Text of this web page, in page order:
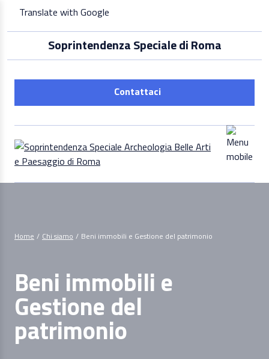
content
Translate with Google
Soprintendenza Speciale di Roma
Contattaci
Home / Chi siamo / Beni immobili e Gestione del patrimonio
Beni immobili e
Gestione del
patrimonio